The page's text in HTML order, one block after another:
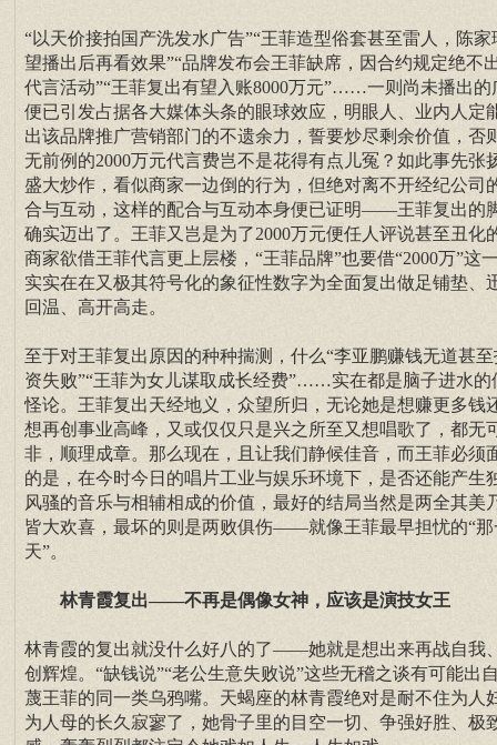
“以天价接拍国产洗发水广告”“王菲造型俗套甚至雷人，陈家
望播出后再看效果”“品牌发布会王菲缺席，因合约规定绝不
代言活动”“王菲复出有望入账8000万元”……一则尚未播出的
便已引发占据各大媒体头条的眼球效应，明眼人、业内人定
出该品牌推广营销部门的不遗余力，誓要炒尽剩余价值，否
无前例的2000万元代言费岂不是花得有点儿冤？如此事先张
盛大炒作，看似商家一边倒的行为，但绝对离不开经纪公司
合与互动，这样的配合与互动本身便已证明——王菲复出的
确实迈出了。王菲又岂是为了2000万元便任人评说甚至丑化
商家欲借王菲代言更上层楼，“王菲品牌”也要借“2000万”这
实实在在又极其符号化的象征性数字为全面复出做足铺垫、
回温、高开高走。
至于对王菲复出原因的种种揣测，什么“李亚鹏赚钱无道甚至
资失败”“王菲为女儿谋取成长经费”……实在都是脑子进水的
怪论。王菲复出天经地义，众望所归，无论她是想赚更多钱
想再创事业高峰，又或仅仅只是兴之所至又想唱歌了，都无
非，顺理成章。那么现在，且让我们静候佳音，而王菲必须
的是，在今时今日的唱片工业与娱乐环境下，是否还能产生
风骚的音乐与相辅相成的价值，最好的结局当然是两全其美
皆大欢喜，最坏的则是两败俱伤——就像王菲最早担忧的“那
天”。
林青霞复出——不再是偶像女神，应该是演技女王
林青霞的复出就没什么好八的了——她就是想出来再战自我
创辉煌。“缺钱说”“老公生意失败说”这些无稽之谈有可能出
蔑王菲的同一类乌鸦嘴。天蝎座的林青霞绝对是耐不住为人
为人母的长久寂寥了，她骨子里的目空一切、争强好胜、极